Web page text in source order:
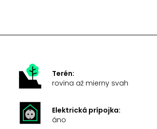
Terén:
rovina až mierny svah
Elektrická prípojka:
áno